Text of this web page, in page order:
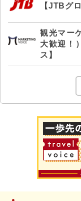
【JTBグ
観光マー
大歓迎！
ス】